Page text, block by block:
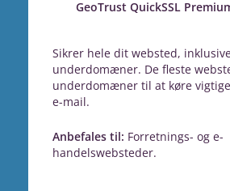
GeoTrust QuickSSL
Sikrer hele dit websted,
underdomæner. De fleste
underdomæner til at køre
e-mail.
Anbefales til: Forretnings- og e-
handelswebsteder.